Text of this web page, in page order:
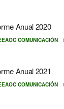
Anual 2020
COMUNICACIÓN
Anual 2021
COMUNICACIÓN